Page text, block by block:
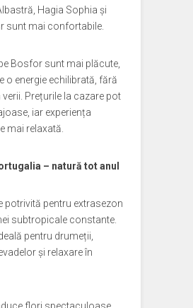
Hagia Sophia și
sunt mai confortabile.
Bosfor sunt mai plăcute,
o energie echilibrată, fără
Prețurile la cazare pot
iar experiența
mai relaxată.
– natură tot anul
potrivită pentru extrasezon
subtropicale constante.
pentru drumeții,
și relaxare în